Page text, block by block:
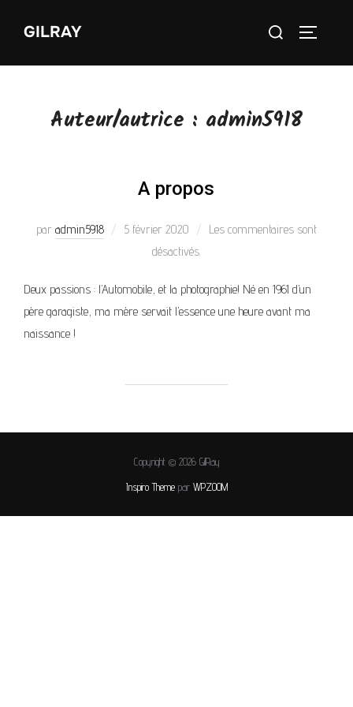
GILRAY
Auteur/autrice : admin5918
A propos
par admin5918 5 février 2020
Les commentaires sont
désactivés.
Deux passions : l’Automobile, et la photographie! Né en 1961 d’un
père garagiste, ma mère servait l’essence une heure avant ma
naissance !
Copyright © 2026 GilRay
Inspiro Themepar WPZOOM